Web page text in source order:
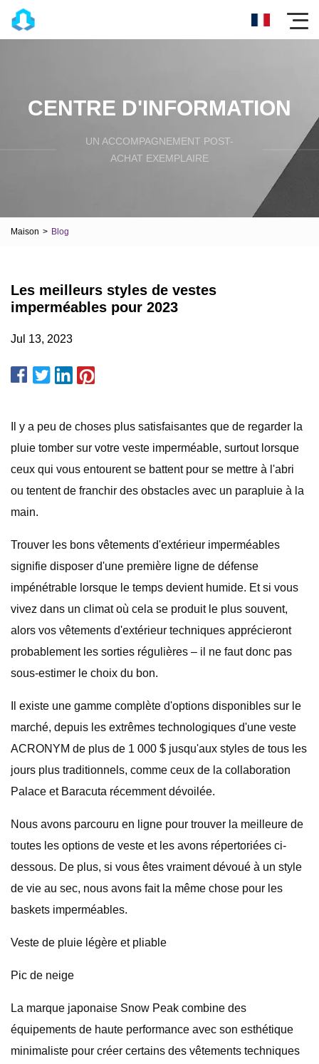
CENTRE D'INFORMATION
UN ACCOMPAGNEMENT POST-
ACHAT EXEMPLAIRE
Maison > Blog
Les meilleurs styles de vestes
imperméables pour 2023
Jul 13, 2023
Il y a peu de choses plus satisfaisantes que de regarder la
pluie tomber sur votre veste imperméable, surtout lorsque
ceux qui vous entourent se battent pour se mettre à l'abri
ou tentent de franchir des obstacles avec un parapluie à la
main.
Trouver les bons vêtements d'extérieur imperméables
signifie disposer d'une première ligne de défense
impénétrable lorsque le temps devient humide. Et si vous
vivez dans un climat où cela se produit le plus souvent,
alors vos vêtements d'extérieur techniques apprécieront
probablement les sorties régulières – il ne faut donc pas
sous-estimer le choix du bon.
Il existe une gamme complète d'options disponibles sur le
marché, depuis les extrêmes technologiques d'une veste
ACRONYM de plus de 1 000 $ jusqu'aux styles de tous les
jours plus traditionnels, comme ceux de la collaboration
Palace et Baracuta récemment dévoilée.
Nous avons parcouru en ligne pour trouver la meilleure de
toutes les options de veste et les avons répertoriées ci-
dessous. De plus, si vous êtes vraiment dévoué à un style
de vie au sec, nous avons fait la même chose pour les
baskets imperméables.
Veste de pluie légère et pliable
Pic de neige
La marque japonaise Snow Peak combine des
équipements de haute performance avec son esthétique
minimaliste pour créer certains des vêtements techniques